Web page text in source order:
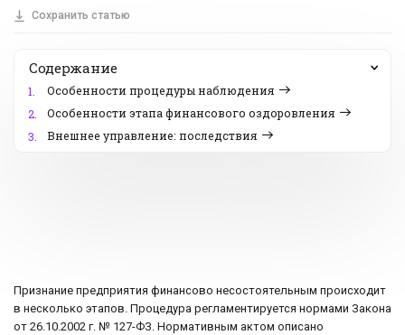
Сохранить статью
Содержание
1.
Особенности процедуры наблюдения
2.
Особенности этапа финансового оздоровления
3.
Внешнее управление: последствия
Признание предприятия финансово несостоятельным происходит
в несколько этапов. Процедура регламентируется нормами Закона
от 26.10.2002 г. № 127-ФЗ. Нормативным актом описано